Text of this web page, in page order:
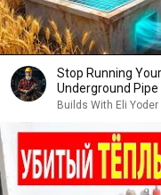
Stop Running
Underground Pipe
Builds With Eli Yoder